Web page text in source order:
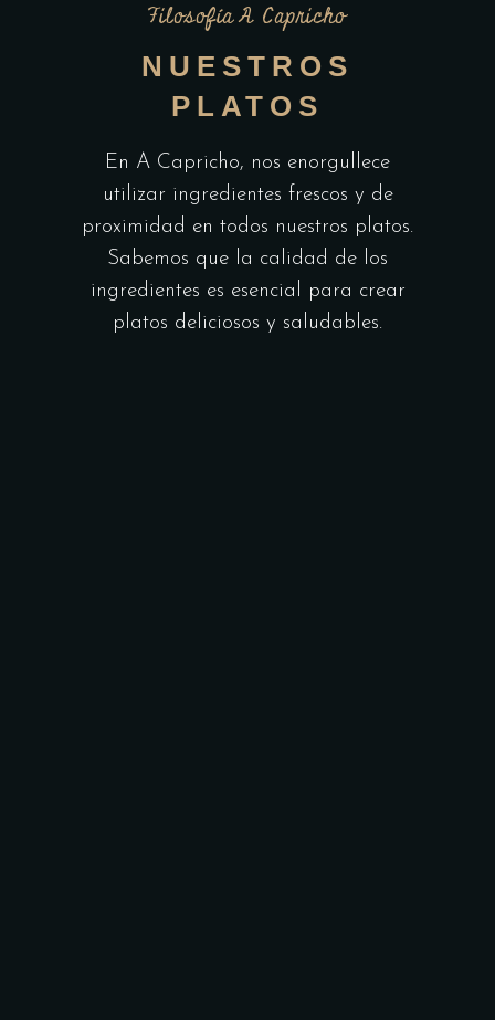
Filosofía A Capricho
NUESTROS
PLATOS
En A Capricho, nos enorgullece
utilizar ingredientes frescos y de
proximidad en todos nuestros platos.
Sabemos que la calidad de los
ingredientes es esencial para crear
platos deliciosos y saludables.